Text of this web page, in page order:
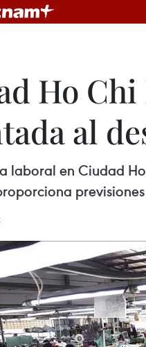
Ho
al
laboral en Ciudad